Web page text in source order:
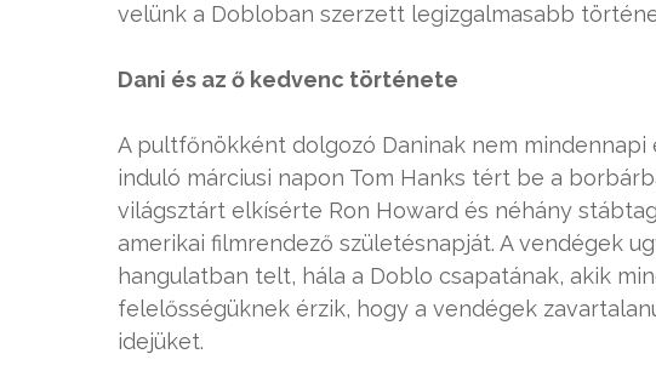
velünk a Dobloban szerzett legizgalmasabb
Dani és az ő kedvenc története
A pultfőnökként dolgozó Daninak nem
induló márciusi napon Tom Hanks tért be a
világsztárt elkísérte Ron Howard és néhány
amerikai filmrendező születésnapját. A vendégek
hangulatban telt, hála a Doblo csapatának, akik
felelősségüknek érzik, hogy a vendégek
idejüket.